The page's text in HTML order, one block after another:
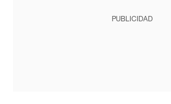
PUBLICIDAD